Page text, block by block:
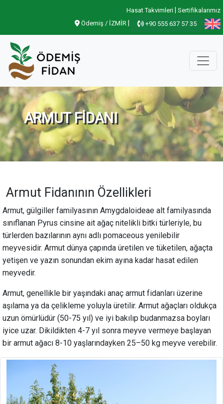
Hasat Takvimleri Sertifikalarımız
Ödemiş / İZMİR
+90 555 637 57 35
ARMUT FİDANI
Armut Fidanının Özellikleri
Armut, gülgiller familyasının Amygdaloideae alt familyasında
sınıflanan Pyrus cinsine ait ağaç nitelikli bitki türleriyle, bu
türlerden bazılarının aynı adlı pomaceous yenilebilir
meyvesidir. Armut dünya çapında üretilen ve tüketilen, ağaçta
yetişen ve yazın sonundan ekim ayına kadar hasat edilen
meyvedir.
Armut, genellikle bir yaşındaki anaç armut fidanları üzerine
aşılama ya da çelikleme yoluyla üretilir. Armut ağaçları oldukça
uzun ömürlüdür (50-75 yıl) ve iyi bakılıp budanmazsa boyları
iyice uzar. Dikildikten 4-7 yıl sonra meyve vermeye başlayan
bir armut ağacı 8-10 yaşlarındayken 25–50 kg meyve verebilir.